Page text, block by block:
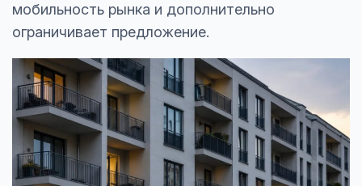
мобильность рынка и дополнительно
ограничивает предложение.